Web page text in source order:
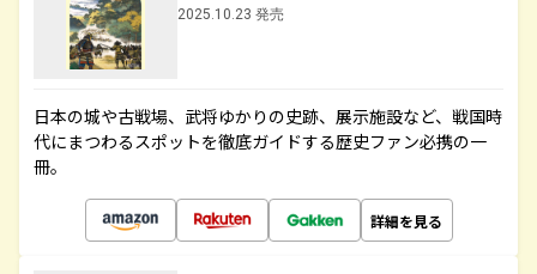
2025.10.23 発売
日本の城や古戦場、武将ゆかりの史跡、展示施設など、戦国時
代にまつわるスポットを徹底ガイドする歴史ファン必携の一
冊。
詳細を見る